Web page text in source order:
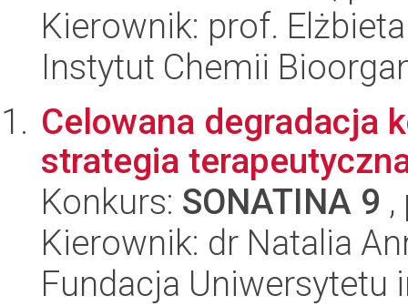
Kierownik: prof.
Instytut Chemii
Celowana degradacja
strategia
Konkurs: SONATINA 9
Kierownik: dr Natalia
Fundacja Uniwersytetu